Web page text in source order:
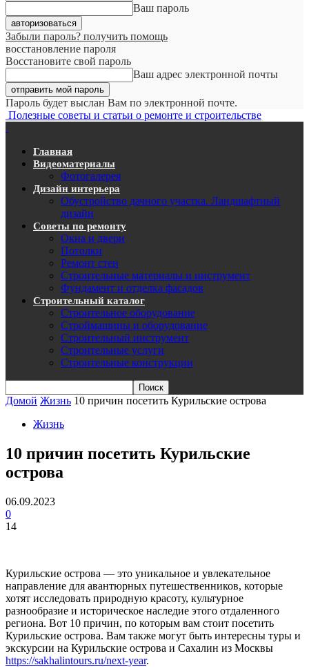
Ваш пароль
Забыли пароль? получить помощь
восстановление пароля
Восстановите свой пароль
Ваш адрес электронной почты
Пароль будет выслан Вам по электронной почте.
Полезные советы и статьи о ремонте и строительстве
Главная
Видеоматериалы
Фотогалерея
Дизайн интерьера
Обустройство дачного участка. Ландшафтный
дизайн
Советы по ремонту
Окна и двери
Потолки
Ремонт стен
Строительные материалы и инструмент
Фундамент и отделка фасадов
Строительный каталог
Строительное оборудование
Строймашины и оборудование
Строительный инструмент
Строительные услуги
Строительные конструкции
Домой Жизнь 10 причин посетить Курильские острова
Жизнь
10 причин посетить Курильские
острова
06.09.2023
0
14
Курильские острова — это уникальное и увлекательное
направление для авантюрных путешественников, которые
хотят исследовать природную красоту, культурное
разнообразие и историческое наследие этого отдаленного
региона. Вот 10 причин, по которым вам стоит посетить
Курильские острова. Вам также могут быть интересны туры и
экскурсии на Курильские острова и Сахалин из Москвы
https://sakhalintours.ru/next-year.